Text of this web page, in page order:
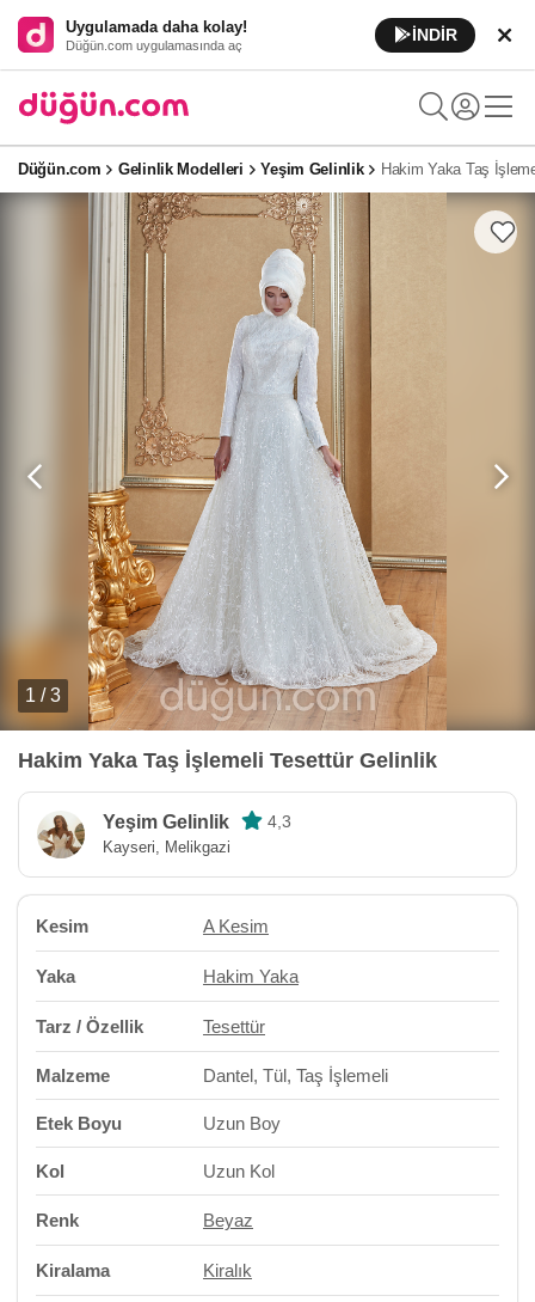
Uygulamada daha kolay!
Düğün.com uygulamasında aç
İNDİR
Düğün.com Gelinlik Modelleri Yeşim Gelinlik Hakim Yaka Taş
1 / 3
Hakim Yaka Taş İşlemeli Tesettür Gelinlik
Yeşim Gelinlik 4,3
Kayseri, Melikgazi
Kesim A Kesim
Yaka Hakim Yaka
Tarz / Özellik Tesettür
Malzeme Dantel, Tül, Taş İşlemeli
Etek Boyu Uzun Boy
Kol Uzun Kol
Renk Beyaz
Kiralama Kiralık